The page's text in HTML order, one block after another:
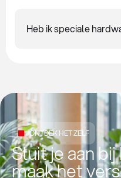
Heb ik speciale
ONTDEK HET ZELF
Sluit je aan
maak het